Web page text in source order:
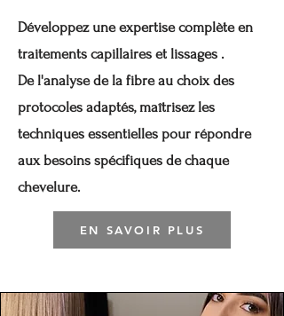
Développez une expertise complète en
traitements capillaires et lissages .
De l'analyse de la fibre au choix des
protocoles adaptés, maîtrisez les
techniques essentielles pour répondre
aux besoins spécifiques de chaque
chevelure.
EN SAVOIR PLUS